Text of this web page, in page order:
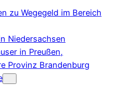
zu Wegegeld im Bereich
Niedersachsen
in Preußen,
Provinz Brandenburg